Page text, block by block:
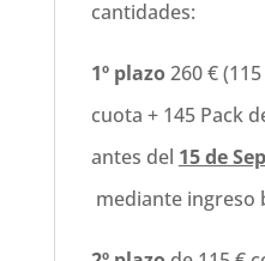
cantidades:
1º plazo260 €
cuota + 145 Pack
antes del 15 de
mediante ingreso